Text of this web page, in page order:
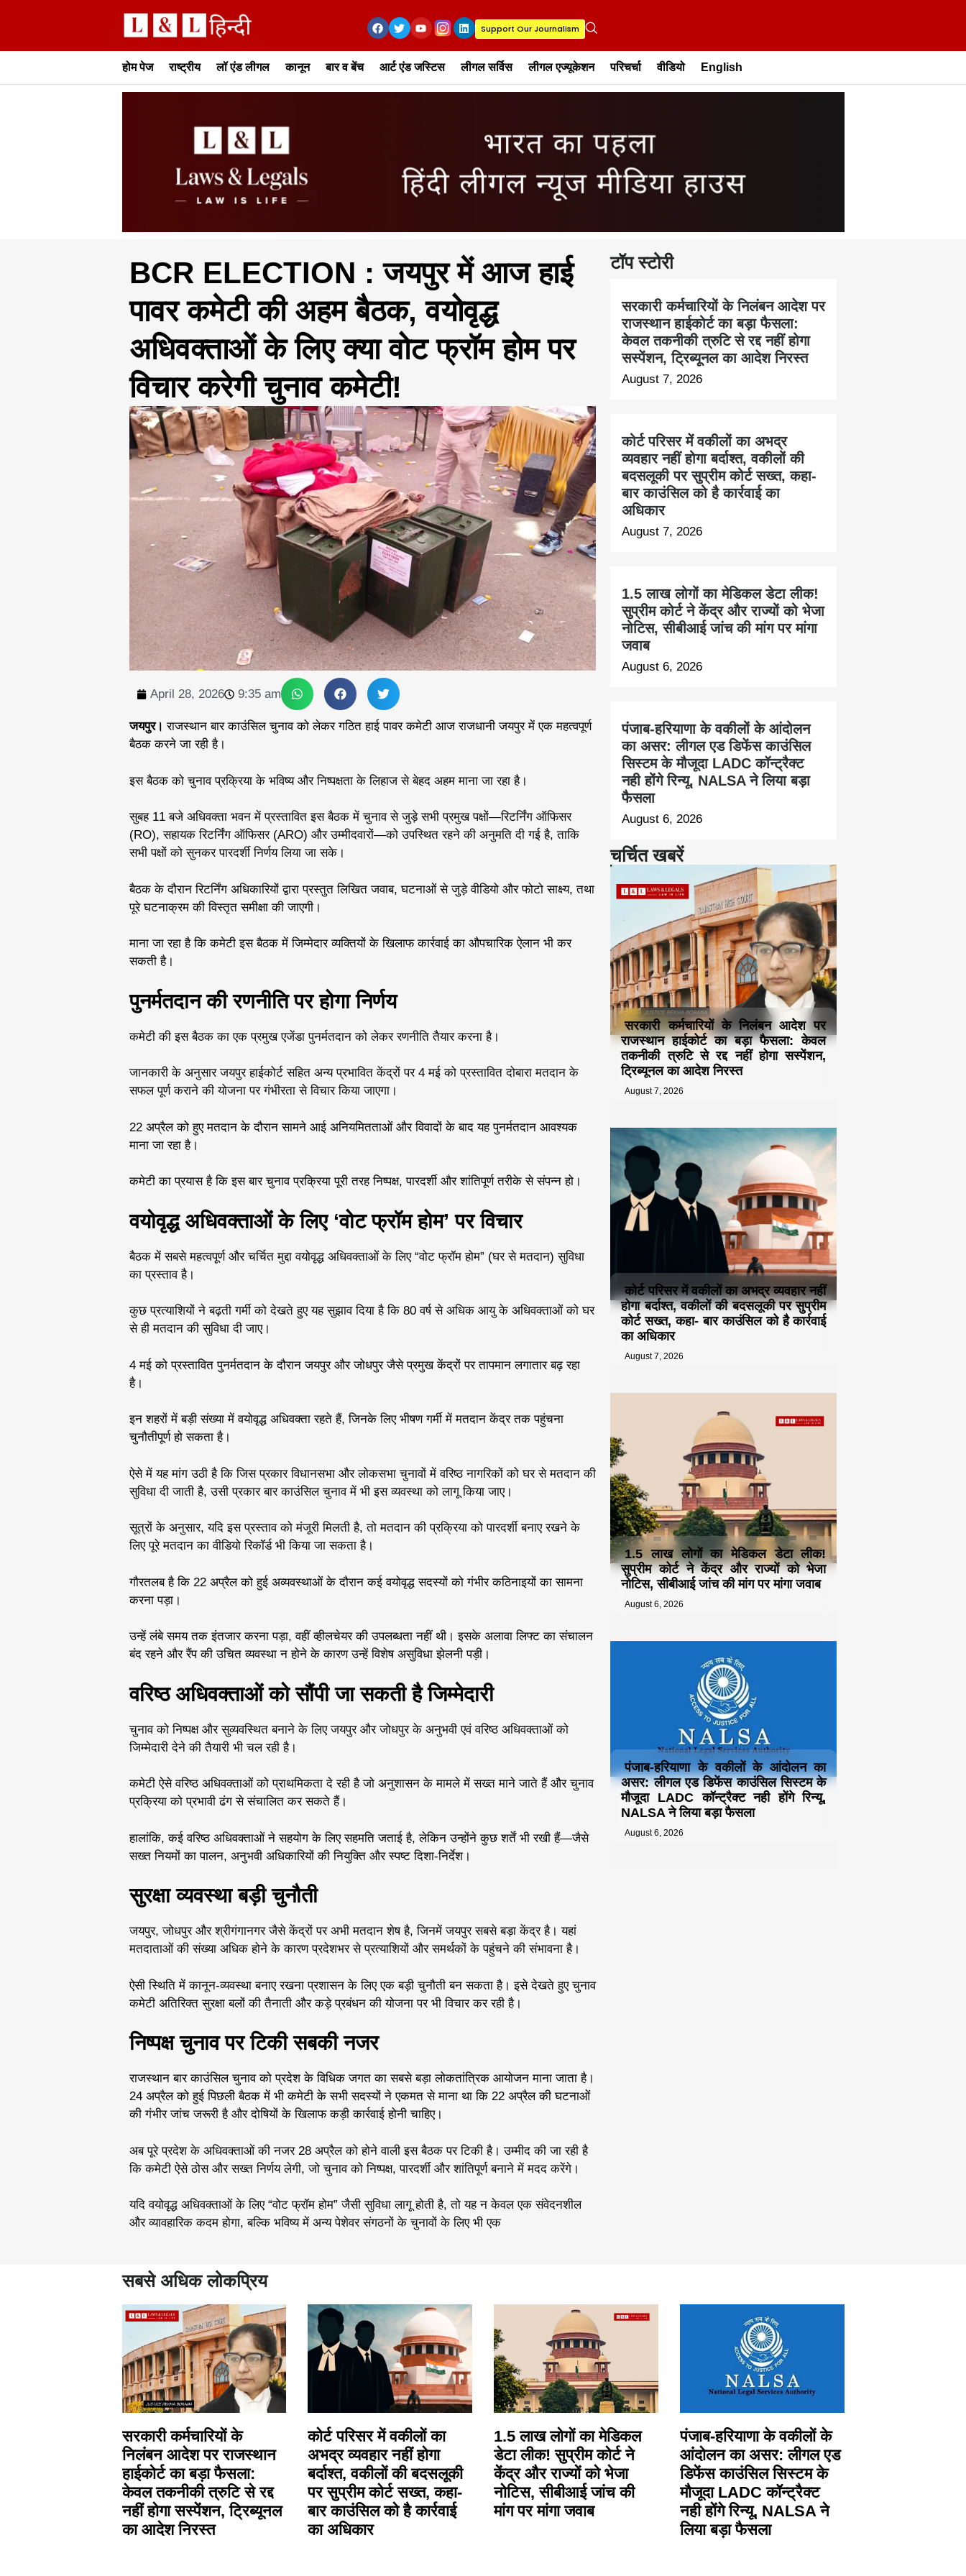
Support Our Journalism
होम पेज राष्ट्रीय लॉ एंड लीगल कानून बार व बेंच आर्ट एंड जस्टिस लीगल सर्विस लीगल एज्यूकेशन परिचर्चा वीडियो English
टॉप स्टोरी
सरकारी कर्मचारियों के निलंबन आदेश पर
राजस्थान हाईकोर्ट का बड़ा फैसला:
केवल तकनीकी त्रुटि से रद्द नहीं होगा
सस्पेंशन, ट्रिब्यूनल का आदेश निरस्त
August 7, 2026
कोर्ट परिसर में वकीलों का अभद्र
व्यवहार नहीं होगा बर्दाश्त, वकीलों की
बदसलूकी पर सुप्रीम कोर्ट सख्त, कहा-
बार काउंसिल को है कार्रवाई का
अधिकार
August 7, 2026
1.5 लाख लोगों का मेडिकल डेटा लीक!
सुप्रीम कोर्ट ने केंद्र और राज्यों को भेजा
नोटिस, सीबीआई जांच की मांग पर मांगा
जवाब
August 6, 2026
पंजाब-हरियाणा के वकीलों के आंदोलन
का असर: लीगल एड डिफेंस काउंसिल
सिस्टम के मौजूदा LADC कॉन्ट्रैक्ट
नही होंगे रिन्यू, NALSA ने लिया बड़ा
फैसला
August 6, 2026
चर्चित खबरें
सरकारी कर्मचारियों के निलंबन आदेश पर
राजस्थान हाईकोर्ट का बड़ा फैसला: केवल
तकनीकी त्रुटि से रद्द नहीं होगा सस्पेंशन,
ट्रिब्यूनल का आदेश निरस्त
August 7, 2026
कोर्ट परिसर में वकीलों का अभद्र व्यवहार नहीं
होगा बर्दाश्त, वकीलों की बदसलूकी पर सुप्रीम
कोर्ट सख्त, कहा- बार काउंसिल को है कार्रवाई
का अधिकार
August 7, 2026
1.5 लाख लोगों का मेडिकल डेटा लीक!
सुप्रीम कोर्ट ने केंद्र और राज्यों को भेजा
नोटिस, सीबीआई जांच की मांग पर मांगा जवाब
August 6, 2026
पंजाब-हरियाणा के वकीलों के आंदोलन का
असर: लीगल एड डिफेंस काउंसिल सिस्टम के
मौजूदा LADC कॉन्ट्रैक्ट नही होंगे रिन्यू,
NALSA ने लिया बड़ा फैसला
August 6, 2026
BCR ELECTION : जयपुर में आज हाई
पावर कमेटी की अहम बैठक, वयोवृद्ध
अधिवक्ताओं के लिए क्या वोट फ्रॉम होम पर
विचार करेगी चुनाव कमेटी!
April 28, 2026 9:35 am
जयपुर। राजस्थान बार काउंसिल चुनाव को लेकर गठित हाई पावर कमेटी आज राजधानी जयपुर में एक महत्वपूर्ण
बैठक करने जा रही है।
इस बैठक को चुनाव प्रक्रिया के भविष्य और निष्पक्षता के लिहाज से बेहद अहम माना जा रहा है।
सुबह 11 बजे अधिवक्ता भवन में प्रस्तावित इस बैठक में चुनाव से जुड़े सभी प्रमुख पक्षों—रिटर्निंग ऑफिसर
(RO), सहायक रिटर्निंग ऑफिसर (ARO) और उम्मीदवारों—को उपस्थित रहने की अनुमति दी गई है, ताकि
सभी पक्षों को सुनकर पारदर्शी निर्णय लिया जा सके।
बैठक के दौरान रिटर्निंग अधिकारियों द्वारा प्रस्तुत लिखित जवाब, घटनाओं से जुड़े वीडियो और फोटो साक्ष्य, तथा
पूरे घटनाक्रम की विस्तृत समीक्षा की जाएगी।
माना जा रहा है कि कमेटी इस बैठक में जिम्मेदार व्यक्तियों के खिलाफ कार्रवाई का औपचारिक ऐलान भी कर
सकती है।
पुनर्मतदान की रणनीति पर होगा निर्णय
कमेटी की इस बैठक का एक प्रमुख एजेंडा पुनर्मतदान को लेकर रणनीति तैयार करना है।
जानकारी के अनुसार जयपुर हाईकोर्ट सहित अन्य प्रभावित केंद्रों पर 4 मई को प्रस्तावित दोबारा मतदान के
सफल पूर्ण कराने की योजना पर गंभीरता से विचार किया जाएगा।
22 अप्रैल को हुए मतदान के दौरान सामने आई अनियमितताओं और विवादों के बाद यह पुनर्मतदान आवश्यक
माना जा रहा है।
कमेटी का प्रयास है कि इस बार चुनाव प्रक्रिया पूरी तरह निष्पक्ष, पारदर्शी और शांतिपूर्ण तरीके से संपन्न हो।
वयोवृद्ध अधिवक्ताओं के लिए ‘वोट फ्रॉम होम’ पर विचार
बैठक में सबसे महत्वपूर्ण और चर्चित मुद्दा वयोवृद्ध अधिवक्ताओं के लिए “वोट फ्रॉम होम” (घर से मतदान) सुविधा
का प्रस्ताव है।
कुछ प्रत्याशियों ने बढ़ती गर्मी को देखते हुए यह सुझाव दिया है कि 80 वर्ष से अधिक आयु के अधिवक्ताओं को घर
से ही मतदान की सुविधा दी जाए।
4 मई को प्रस्तावित पुनर्मतदान के दौरान जयपुर और जोधपुर जैसे प्रमुख केंद्रों पर तापमान लगातार बढ़ रहा
है।
इन शहरों में बड़ी संख्या में वयोवृद्ध अधिवक्ता रहते हैं, जिनके लिए भीषण गर्मी में मतदान केंद्र तक पहुंचना
चुनौतीपूर्ण हो सकता है।
ऐसे में यह मांग उठी है कि जिस प्रकार विधानसभा और लोकसभा चुनावों में वरिष्ठ नागरिकों को घर से मतदान की
सुविधा दी जाती है, उसी प्रकार बार काउंसिल चुनाव में भी इस व्यवस्था को लागू किया जाए।
सूत्रों के अनुसार, यदि इस प्रस्ताव को मंजूरी मिलती है, तो मतदान की प्रक्रिया को पारदर्शी बनाए रखने के
लिए पूरे मतदान का वीडियो रिकॉर्ड भी किया जा सकता है।
गौरतलब है कि 22 अप्रैल को हुई अव्यवस्थाओं के दौरान कई वयोवृद्ध सदस्यों को गंभीर कठिनाइयों का सामना
करना पड़ा।
उन्हें लंबे समय तक इंतजार करना पड़ा, वहीं व्हीलचेयर की उपलब्धता नहीं थी। इसके अलावा लिफ्ट का संचालन
बंद रहने और रैंप की उचित व्यवस्था न होने के कारण उन्हें विशेष असुविधा झेलनी पड़ी।
वरिष्ठ अधिवक्ताओं को सौंपी जा सकती है जिम्मेदारी
चुनाव को निष्पक्ष और सुव्यवस्थित बनाने के लिए जयपुर और जोधपुर के अनुभवी एवं वरिष्ठ अधिवक्ताओं को
जिम्मेदारी देने की तैयारी भी चल रही है।
कमेटी ऐसे वरिष्ठ अधिवक्ताओं को प्राथमिकता दे रही है जो अनुशासन के मामले में सख्त माने जाते हैं और चुनाव
प्रक्रिया को प्रभावी ढंग से संचालित कर सकते हैं।
हालांकि, कई वरिष्ठ अधिवक्ताओं ने सहयोग के लिए सहमति जताई है, लेकिन उन्होंने कुछ शर्तें भी रखी हैं—जैसे
सख्त नियमों का पालन, अनुभवी अधिकारियों की नियुक्ति और स्पष्ट दिशा-निर्देश।
सुरक्षा व्यवस्था बड़ी चुनौती
जयपुर, जोधपुर और श्रीगंगानगर जैसे केंद्रों पर अभी मतदान शेष है, जिनमें जयपुर सबसे बड़ा केंद्र है। यहां
मतदाताओं की संख्या अधिक होने के कारण प्रदेशभर से प्रत्याशियों और समर्थकों के पहुंचने की संभावना है।
ऐसी स्थिति में कानून-व्यवस्था बनाए रखना प्रशासन के लिए एक बड़ी चुनौती बन सकता है। इसे देखते हुए चुनाव
कमेटी अतिरिक्त सुरक्षा बलों की तैनाती और कड़े प्रबंधन की योजना पर भी विचार कर रही है।
निष्पक्ष चुनाव पर टिकी सबकी नजर
राजस्थान बार काउंसिल चुनाव को प्रदेश के विधिक जगत का सबसे बड़ा लोकतांत्रिक आयोजन माना जाता है।
24 अप्रैल को हुई पिछली बैठक में भी कमेटी के सभी सदस्यों ने एकमत से माना था कि 22 अप्रैल की घटनाओं
की गंभीर जांच जरूरी है और दोषियों के खिलाफ कड़ी कार्रवाई होनी चाहिए।
अब पूरे प्रदेश के अधिवक्ताओं की नजर 28 अप्रैल को होने वाली इस बैठक पर टिकी है। उम्मीद की जा रही है
कि कमेटी ऐसे ठोस और सख्त निर्णय लेगी, जो चुनाव को निष्पक्ष, पारदर्शी और शांतिपूर्ण बनाने में मदद करेंगे।
यदि वयोवृद्ध अधिवक्ताओं के लिए “वोट फ्रॉम होम” जैसी सुविधा लागू होती है, तो यह न केवल एक संवेदनशील
और व्यावहारिक कदम होगा, बल्कि भविष्य में अन्य पेशेवर संगठनों के चुनावों के लिए भी एक
सबसे अधिक लोकप्रिय
सरकारी कर्मचारियों के
निलंबन आदेश पर राजस्थान
हाईकोर्ट का बड़ा फैसला:
केवल तकनीकी त्रुटि से रद्द
नहीं होगा सस्पेंशन, ट्रिब्यूनल
का आदेश निरस्त
कोर्ट परिसर में वकीलों का
अभद्र व्यवहार नहीं होगा
बर्दाश्त, वकीलों की बदसलूकी
पर सुप्रीम कोर्ट सख्त, कहा-
बार काउंसिल को है कार्रवाई
का अधिकार
1.5 लाख लोगों का मेडिकल
डेटा लीक! सुप्रीम कोर्ट ने
केंद्र और राज्यों को भेजा
नोटिस, सीबीआई जांच की
मांग पर मांगा जवाब
पंजाब-हरियाणा के वकीलों के
आंदोलन का असर: लीगल एड
डिफेंस काउंसिल सिस्टम के
मौजूदा LADC कॉन्ट्रैक्ट
नही होंगे रिन्यू, NALSA ने
लिया बड़ा फैसला